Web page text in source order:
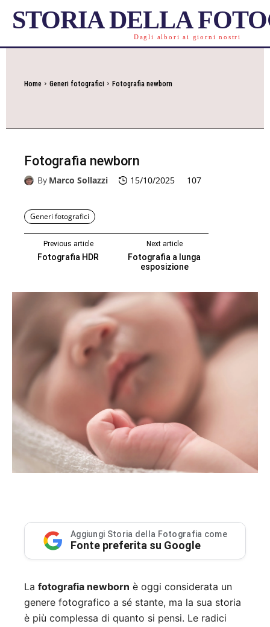
STORIA DELLA
Dagli albori ai giorni nostri
Home Generi fotografici Fotografia newborn
Fotografia newborn
By Marco Sollazzi 15/10/2025 107
Generi fotografici
Previous article
Fotografia HDR
Next article
Fotografia a lunga
esposizione
Aggiungi Storia della Fotografia come
Fonte preferita su Google
La fotografia newborn è oggi considerata un
genere fotografico a sé stante, ma la sua storia
è più complessa di quanto si pensi. Le radici